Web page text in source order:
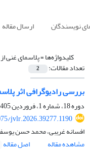
نویسندگان ارسال مقاله
کلیدواژه‌ها =پلاسمای غنی
تعداد مقالات: 2
بررسی رادیوگرافی اثر
دوره 18، شماره 1، فروردین 1405، صفحه
jvlr.2026.39277.1190
افسانه غریبی، محمد حسن
مشاهده مقاله
اصل مقاله